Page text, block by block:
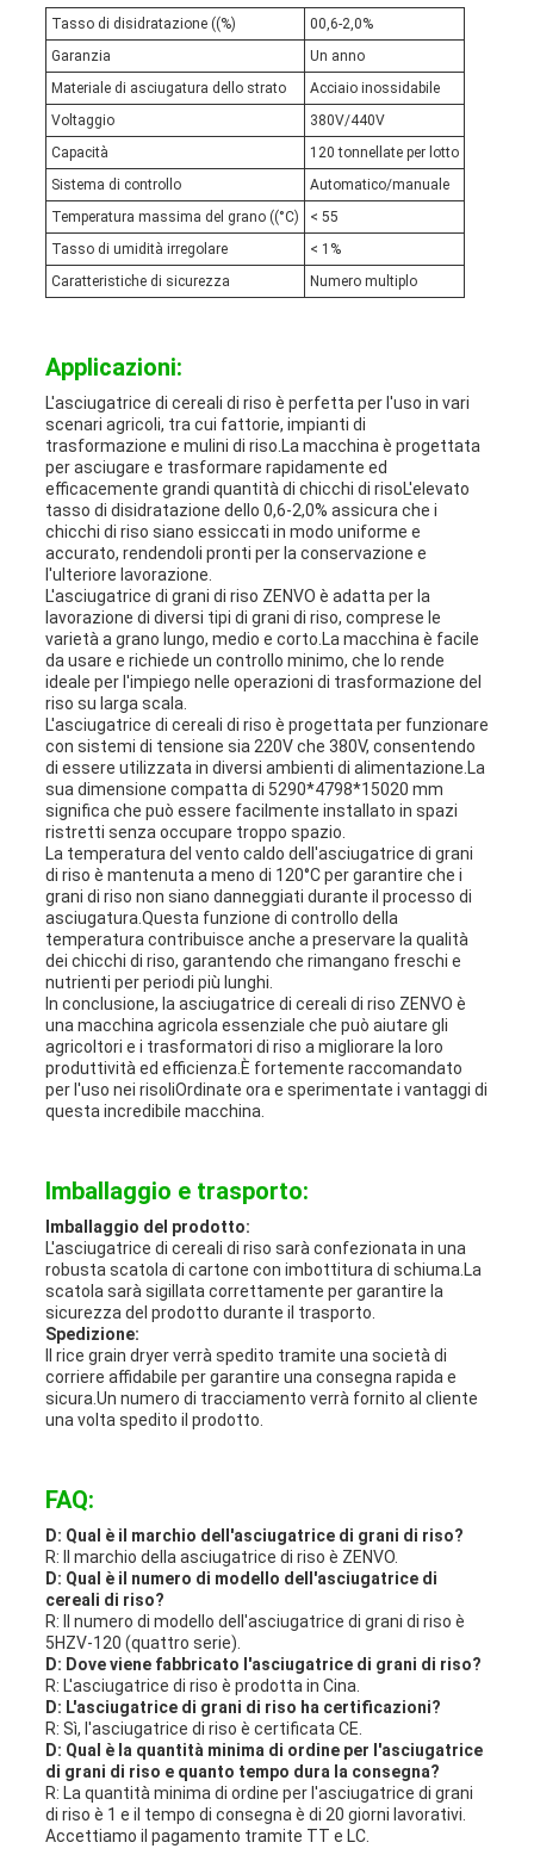
Tasso di disidratazione ((%)
00,6-2,0%
Garanzia
Un anno
Materiale di asciugatura dello strato
Acciaio inossidabile
Voltaggio
380V/440V
Capacità
120 tonnellate per lotto
Sistema di controllo
Automatico/manuale
Temperatura massima del grano ((°C)
< 55
Tasso di umidità irregolare
< 1%
Caratteristiche di sicurezza
Numero multiplo
Applicazioni:
L'asciugatrice di cereali di riso è perfetta per l'uso in vari
scenari agricoli, tra cui fattorie, impianti di
trasformazione e mulini di riso.La macchina è progettata
per asciugare e trasformare rapidamente ed
efficacemente grandi quantità di chicchi di risoL'elevato
tasso di disidratazione dello 0,6-2,0% assicura che i
chicchi di riso siano essiccati in modo uniforme e
accurato, rendendoli pronti per la conservazione e
l'ulteriore lavorazione.
L'asciugatrice di grani di riso ZENVO è adatta per la
lavorazione di diversi tipi di grani di riso, comprese le
varietà a grano lungo, medio e corto.La macchina è facile
da usare e richiede un controllo minimo, che lo rende
ideale per l'impiego nelle operazioni di trasformazione del
riso su larga scala.
L'asciugatrice di cereali di riso è progettata per funzionare
con sistemi di tensione sia 220V che 380V, consentendo
di essere utilizzata in diversi ambienti di alimentazione.La
sua dimensione compatta di 5290*4798*15020 mm
significa che può essere facilmente installato in spazi
ristretti senza occupare troppo spazio.
La temperatura del vento caldo dell'asciugatrice di grani
di riso è mantenuta a meno di 120°C per garantire che i
grani di riso non siano danneggiati durante il processo di
asciugatura.Questa funzione di controllo della
temperatura contribuisce anche a preservare la qualità
dei chicchi di riso, garantendo che rimangano freschi e
nutrienti per periodi più lunghi.
In conclusione, la asciugatrice di cereali di riso ZENVO è
una macchina agricola essenziale che può aiutare gli
agricoltori e i trasformatori di riso a migliorare la loro
produttività ed efficienza.È fortemente raccomandato
per l'uso nei risoliOrdinate ora e sperimentate i vantaggi di
questa incredibile macchina.
Imballaggio e trasporto:
Imballaggio del prodotto:
L'asciugatrice di cereali di riso sarà confezionata in una
robusta scatola di cartone con imbottitura di schiuma.La
scatola sarà sigillata correttamente per garantire la
sicurezza del prodotto durante il trasporto.
Spedizione:
Il rice grain dryer verrà spedito tramite una società di
corriere affidabile per garantire una consegna rapida e
sicura.Un numero di tracciamento verrà fornito al cliente
una volta spedito il prodotto.
FAQ:
D: Qual è il marchio dell'asciugatrice di grani di riso?
R: Il marchio della asciugatrice di riso è ZENVO.
D: Qual è il numero di modello dell'asciugatrice di
cereali di riso?
R: Il numero di modello dell'asciugatrice di grani di riso è
5HZV-120 (quattro serie).
D: Dove viene fabbricato l'asciugatrice di grani di riso?
R: L'asciugatrice di riso è prodotta in Cina.
D: L'asciugatrice di grani di riso ha certificazioni?
R: Sì, l'asciugatrice di riso è certificata CE.
D: Qual è la quantità minima di ordine per l'asciugatrice
di grani di riso e quanto tempo dura la consegna?
R: La quantità minima di ordine per l'asciugatrice di grani
di riso è 1 e il tempo di consegna è di 20 giorni lavorativi.
Accettiamo il pagamento tramite TT e LC.